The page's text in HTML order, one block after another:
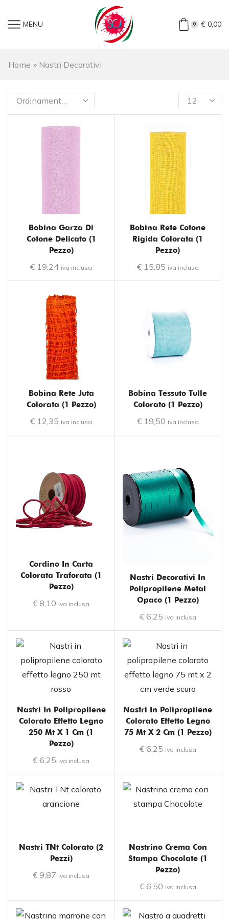
MENU 0 €0,00
Home » Nastri Decorativi
Bobina Garza Di
Cotone Delicato (1
Pezzo)
€ 19,24 iva inclusa
Bobina Rete Cotone
Rigida Colorata (1
Pezzo)
€15,85 iva inclusa
Bobina Rete Juta
Colorata (1 Pezzo)
€ 12,35 iva inclusa
Bobina Tessuto Tulle
Colorato (1 Pezzo)
€19,50 iva inclusa
Cordino In Carta
Colorata Traforata (1
Pezzo)
€ 8,10 iva inclusa
Nastri Decorativi In
Polipropilene Metal
Opaco (1 Pezzo)
€6,25 iva inclusa
Nastri In Polipropilene
Colorato Effetto Legno
250 Mt X 1 Cm (1
Pezzo)
€ 6,25 iva inclusa
Nastri In Polipropilene
Colorato Effetto Legno
75 Mt X 2 Cm (1 Pezzo)
€6,25 iva inclusa
Nastri TNt Colorato (2
Pezzi)
€ 9,87 iva inclusa
Nastrino Crema Con
Stampa Chocolate (1
Pezzo)
€6,50 iva inclusa